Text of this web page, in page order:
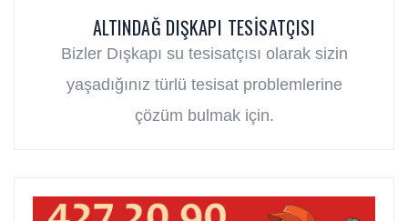
ALTINDAĞ DIŞKAPI TESISATÇISI
Bizler Dışkapı su tesisatçısı olarak sizin
yaşadığınız türlü tesisat problemlerine
çözüm bulmak için.